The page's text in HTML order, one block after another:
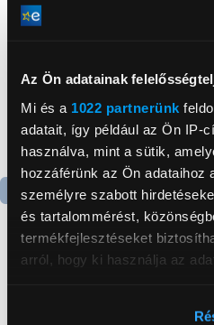
Az Ön adatainak
Mi és a 1022 partnerünk
adatait, így például az Ön IP-
használva, mint a sütik,
hozzáférünk az Ön adataihoz
személyre szabott
és tartalommérést,
termékfejlesztéseket
arról, hogy ki használja az
Termék adatlap